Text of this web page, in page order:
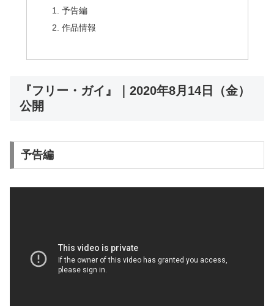
予告編
作品情報
『フリー・ガイ』｜2020年8月14日（金）
公開
予告編